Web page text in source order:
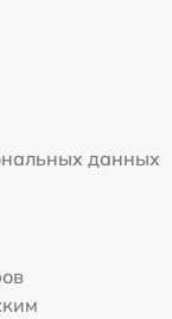
данных